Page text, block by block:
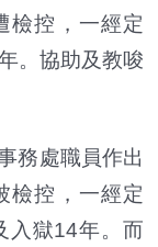
檢控，一經定
。協助及教唆
務處職員作出
檢控，一經定
入獄14年。而